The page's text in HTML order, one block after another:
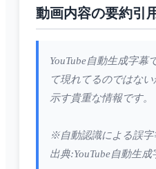
動画内容の要約引
YouTube自動生成字
て現れてるのではな
示す貴重な情報です。
※自動認識による誤字
出典:YouTube自動生